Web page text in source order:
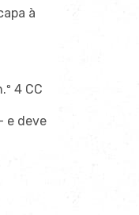
à
4 CC
e deve